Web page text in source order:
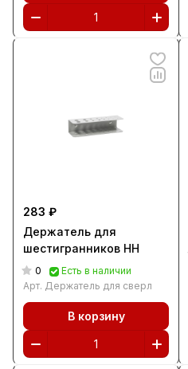
283 ₽
Держатель для
шестигранников HH
0
Есть в наличии
Арт. Держатель для сверл
В корзину